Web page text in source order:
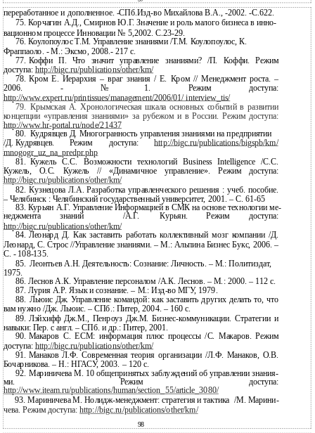
переработанное и дополненное. -СПб.Изд-во Михайлова В.А., -2002. -С.622.
75. Корчагин А.Д., Смирнов Ю.Г. Значение и роль малого бизнеса в инно-
вационном процессе Инновации № 5,2002. С.23-29.
76. Коулопоулос Т.М. Управление знаниями /Т.М. Коулопоулос, К.
Фраппаоло. - М.: Эксмо, 2008.- 217 с.
77. Коффи П. Что значит управление знаниями? /П. Коффи. Режим
доступа: http://bigc.ru/publications/other/km/
78. Кром Е. Иерархия – враг знания / Е. Кром // Менеджмент роста. –
2006. - №1. Режим доступа:
http://www.expert.ru/printissues/management/2006/01/ interview_tis/
79. Крымская А.Хронологическая шкала основных событий в развитии
концепции «управления знаниями» за рубежом и в России. Режим доступа:
http://www.hr-portal.ru/node/21437
80. Кудрявцев Д. Многогранность управления знаниями на предприятии
/Д. Кудрявцев.
Режим доступа:
http://bigc.ru/publications/bigspb/km/
mnogogr_uz_na_predpr.php
81.
Кужель С.С. Возможности технологий Business Intelligence /С.С.
Кужель, О.С. Кужель // «Динамичное управление». Режим доступа:
http://bigc.ru/publications/other/km/
82. Кузнецова Л.А. Разработка управленческого решения : учеб. пособие.
– Челябинск : Челябинский государственный университет, 2001. – С.61-65
83. Курьян А.Г. Управление Информацией в СМК на основе технологии ме-
неджмента
знаний /А.Г. Курьян. Режим
доступа:
http://bigc.ru/publications/other/km/
84. Леонард Д. Как заставить работать коллективный мозг компании /Д.
Леонард, С. Строс //Управление знаниями. – М.: Альпина Бизнес Букс, 2006. –
С. - 108-135.
85.
Леонтьев А.Н. Деятельность: Сознание: Личность. – М.: Политиздат,
1975.
86. Леснов А.К. Управление персоналом /А.К. Леснов. – М.: 2000. – 112 с.
87. Лурия А.Р. Язык и сознание. – М.:Изд-во МГУ, 1979.
88. Льюис Дж. Управление командой: как заставить других делать то, что
вам нужно /Дж. Льюис. – СПб.: Питер, 2004. – 160 с.
89. Лэйхифф Дж.М., Пенроуз Дж.М.Бизнес-коммуникации. Стратегии и
навыки: Пер. с англ. – СПб. и др.: Питер, 2001.
90. Макаров С. ECM: информация плюс процессы /С. Макаров. Режим
доступа: http://bigc.ru/publications/other/km/
91. Манаков Л.Ф. Современная теория организации /Л.Ф. Манаков, О.В.
Бочарникова. – Н.: НГАСУ, 2003. – 120 с.
92. Мариничева М. 10 общепринятых заблуждений об управлении знания-
ми. Режим
доступа:
http://www.iteam.ru/publications/human/section_55/article_3080/
93. Мариничева М. Нолидж-менеджмент: стратегия и тактика /М. Марини-
чева. Режим доступа:http://bigc.ru/publications/other/km/
98